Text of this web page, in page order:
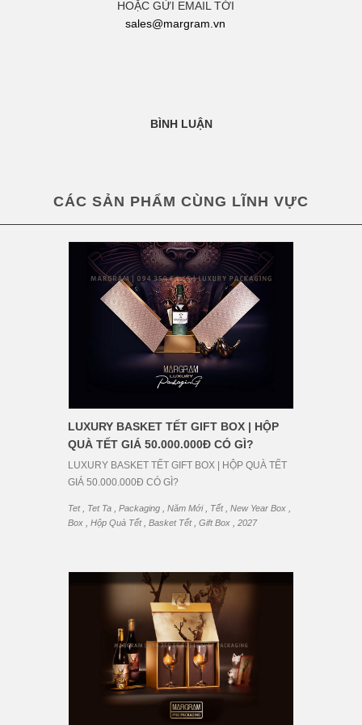
HOẶC GỬI EMAIL TỚI
sales@margram.vn
BÌNH LUẬN
CÁC SẢN PHẨM CÙNG LĨNH VỰC
LUXURY BASKET TẾT GIFT BOX | HỘP
QUÀ TẾT GIÁ 50.000.000Đ CÓ GÌ?
LUXURY BASKET TẾT GIFT BOX | HỘP QUÀ TẾT
GIÁ 50.000.000Đ CÓ GÌ?
Tet, Tet Ta , Packaging , Năm Mới, Tết, New Year Box ,
Box , Hộp Quà Tết, Basket Tết, Gift Box , 2027